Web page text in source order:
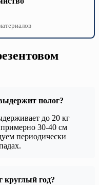
полог?
до 20 кг
30-40 см
периодически
круглый год?